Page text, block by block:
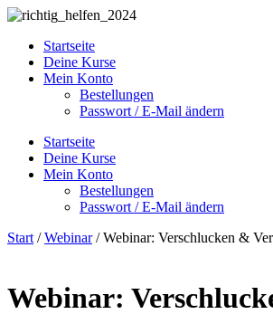
Zum
springenStartseite
Deine Kurse
Mein Konto
Bestellungen
Passwort / E-Mail ändern
Startseite
Deine Kurse
Mein Konto
Bestellungen
Passwort / E-Mail ändern
Start /Webinar/ Webinar: Verschlucken &
Webinar: